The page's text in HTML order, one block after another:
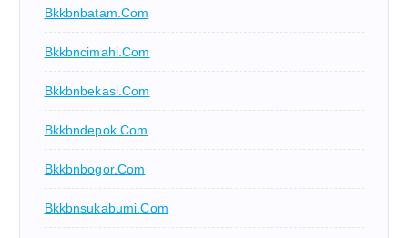
Bkkbnbatam.com
Bkkbncimahi.com
Bkkbnbekasi.com
Bkkbndepok.com
Bkkbnbogor.com
Bkkbnsukabumi.com